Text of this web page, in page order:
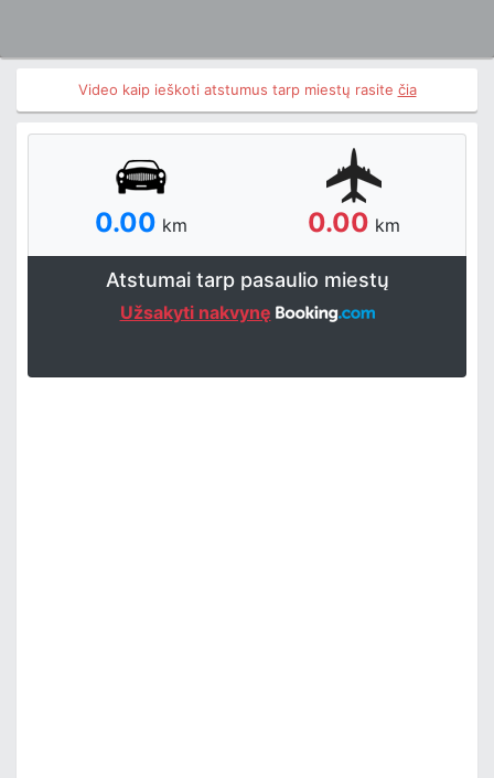
Video kaip ieškoti atstumus tarp miestų rasite čia
0.00 km 0.00 km
Atstumai tarp pasaulio miestų
Užsakyti nakvynę